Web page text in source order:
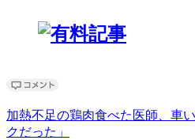
加熱不足の鶏肉食べた医師、車
クだった」